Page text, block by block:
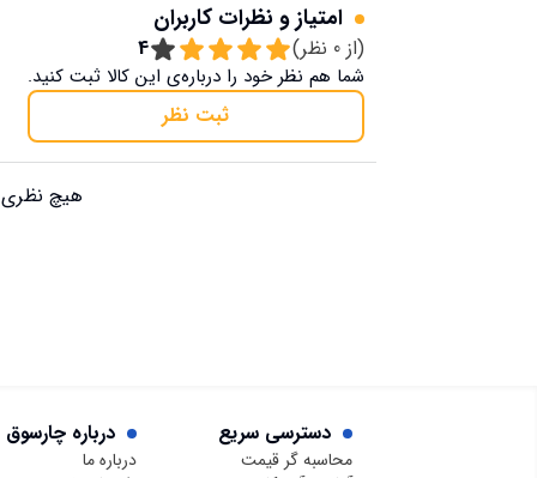
امتیاز و نظرات کاربران
(از0 نظر) 4
شما هم نظر خود را درباره‌ی این کالا ثبت کنید.
ثبت نظر
هیچ نظری
دسترسی سریع
محاسبه گر قیمت
درباره چارسوق
درباره ما